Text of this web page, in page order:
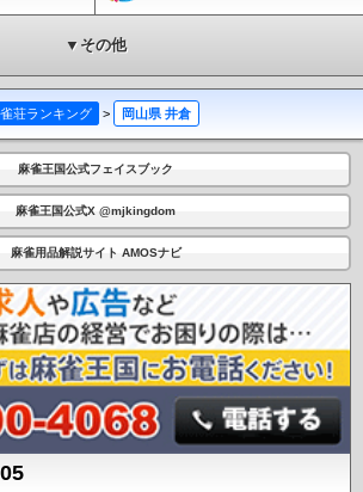
▼その他
雀荘ランキング > 岡山県 井倉
麻雀王国公式フェイスブック
麻雀王国公式X @mjkingdom
麻雀用品解説サイト AMOSナビ